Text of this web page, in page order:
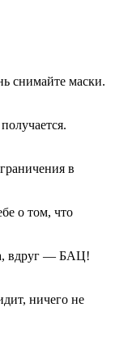
снимайте маски.
в
о том, что
вдруг — БАЦ!
ничего не